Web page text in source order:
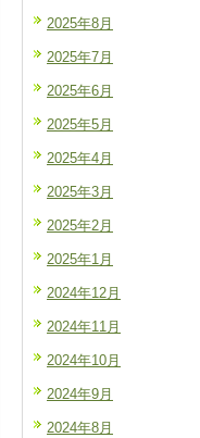
2025年8月
2025年7月
2025年6月
2025年5月
2025年4月
2025年3月
2025年2月
2025年1月
2024年12月
2024年11月
2024年10月
2024年9月
2024年8月